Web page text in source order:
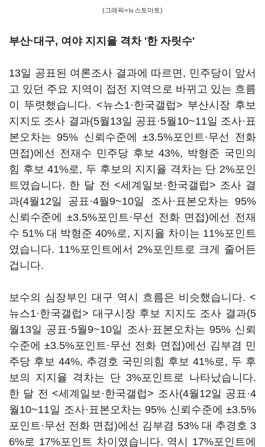
(그래픽=뉴스토마토)
부산·대구, 여야 지지율 격차 '한 자릿수'
13일 공표된 여론조사 결과에 따르면, 민주당이 앞서
고 있던 주요 지역이 접전 지역으로 바뀌고 있는 흐름
이 뚜렷했습니다. <뉴스1·한국갤럽> 부산시장 후보
지지도 조사 결과(5월13일 공표·5월10~11일 조사·표
본오차는 95% 신뢰수준에 ±3.5%포인트·무선 전화
면접)에선 전재수 민주당 후보 43%, 박형준 국민의
힘 후보 41%로, 두 후보의 지지율 격차는 단 2%포인
트였습니다. 한 달 전 <세계일보·한국갤럽> 조사 결
과(4월12일 공표·4월9~10일 조사·표본오차는 95%
신뢰수준에 ±3.5%포인트·무선 전화 면접)에선 전재
수 51% 대 박형준 40%로, 지지율 차이는 11%포인트
였습니다. 11%포인트에서 2%포인트로 크게 줄어든
겁니다.
보수의 심장부인 대구 역시 흐름은 비슷했습니다. <
뉴스1·한국갤럽> 대구시장 후보 지지도 조사 결과(5
월13일 공표·5월9~10일 조사·표본오차는 95% 신뢰
수준에 ±3.5%포인트·무선 전화 면접)에선 김부겸 민
주당 후보 44%, 추경호 국민의힘 후보 41%로, 두 후
보의 지지율 격차는 단 3%포인트로 나타났습니다.
한 달 전 <세계일보·한국갤럽> 조사(4월12일 공표·4
월10~11일 조사·표본오차는 95% 신뢰수준에 ±3.5%
포인트·무선 전화 면접)에선 김부겸 53% 대 추경호 3
6%로 17%포인트 차이였습니다. 역시 17%포인트에